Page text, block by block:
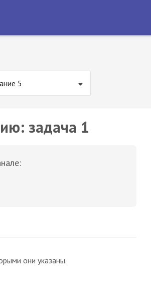
5
задача 1
они указаны.